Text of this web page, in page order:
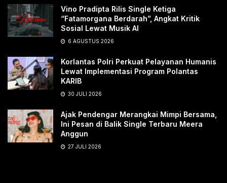
Vino Pradipta Rilis Single Ketiga
“Fatamorgana Berdarah”, Angkat Kritik
Sosial Lewat Musik AI
6 AGUSTUS 2026
Korlantas Polri Perkuat Pelayanan Humanis
Lewat Implementasi Program Polantas
KARIB
30 JULI 2026
Ajak Pendengar Merangkai Mimpi Bersama,
Ini Pesan di Balik Single Terbaru Meera
Anggun
27 JULI 2026